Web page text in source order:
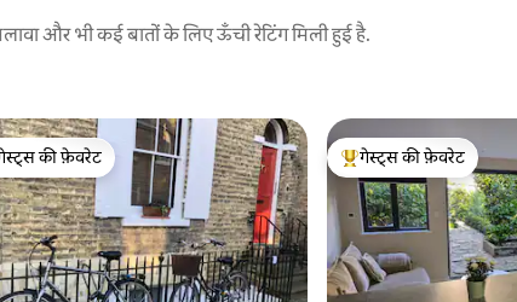
और भी कई बातों के लिए ऊँची रेटिंग मिली हुई है.
का टॉप फ़ेवरेट
की फ़ेवरेट
गेस्ट्स का टॉप फ़ेवरेट
गेस्ट्स की फ़ेवरेट